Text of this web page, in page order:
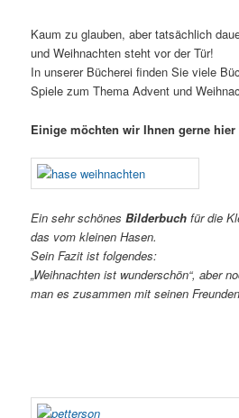
Kaum zu glauben, aber tatsächlich
und Weihnachten steht vor der Tür!
In unserer Bücherei finden Sie viele
Spiele zum Thema Advent und
Einige möchten wir Ihnen gerne
Ein sehr schönesBilderbuch für die
das vom kleinen Hasen.
Sein Fazit ist folgendes:
„Weihnachten ist wunderschön“, aber
man es zusammen mit seinen